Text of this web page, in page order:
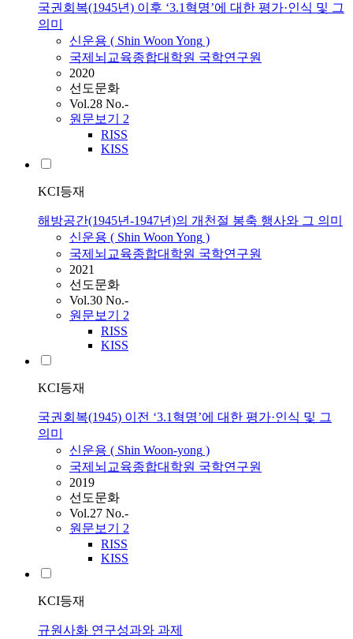
국권회복(1945년) 이후 ‘3.1혁명’에 대한 평가·인식 및 그
의미
신운용 ( Shin WoonYong )
국제뇌교육종합대학원 국학연구원
2020
선도문화
Vol.28 No.-
원문보기 2
RISS
KISS
KCI등재
해방공간(1945년-1947년)의 개천절 봉축 행사와 그 의미
신운용 ( Shin WoonYong )
국제뇌교육종합대학원 국학연구원
2021
선도문화
Vol.30 No.-
원문보기 2
RISS
KISS
KCI등재
국권회복(1945) 이전 ‘3.1혁명’에 대한 평가·인식 및 그
의미
신운용 ( Shin Woon-yong )
국제뇌교육종합대학원 국학연구원
2019
선도문화
Vol.27 No.-
원문보기 2
RISS
KISS
KCI등재
규원사화 연구성과와 과제